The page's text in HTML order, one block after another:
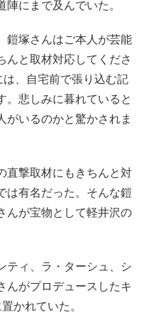
にまで及んでいた。
鎧塚さんはご本人が芸能
んと取材対応してくださ
、自宅前で張り込む記
。悲しみに暮れていると
がいるのかと驚かされま
撃取材にもきちんと対
は有名だった。そんな鎧
んが宝物として軽井沢の
ィ、ラ・ターシュ、シ
んがプロデュースしたキ
かれていた。